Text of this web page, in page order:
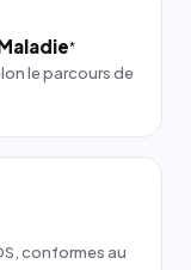
*
le parcours de
conformes au